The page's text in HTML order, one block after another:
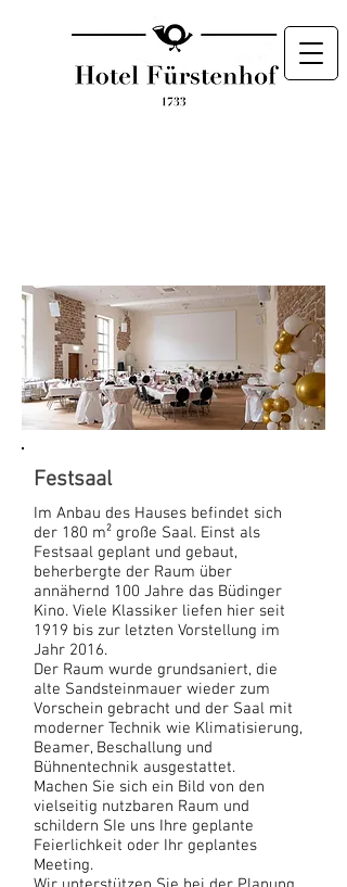
Festsaal
Im Anbau des Hauses befindet sich
der 180 m² große Saal. Einst als
Festsaal geplant und gebaut,
beherbergte der Raum über
annähernd 100 Jahre das Büdinger
Kino. Viele Klassiker liefen hier seit
1919 bis zur letzten Vorstellung im
Jahr 2016.
Der Raum wurde grundsaniert, die
alte Sandsteinmauer wieder zum
Vorschein gebracht und der Saal mit
moderner Technik wie Klimatisierung,
Beamer, Beschallung und
Bühnentechnik ausgestattet.
Machen Sie sich ein Bild von den
vielseitig nutzbaren Raum und
schildern SIe uns Ihre geplante
Feierlichkeit oder Ihr geplantes
Meeting.